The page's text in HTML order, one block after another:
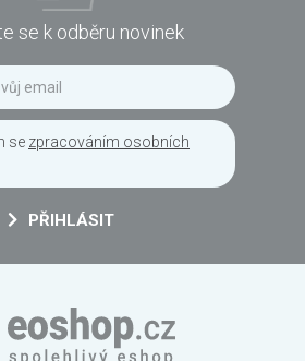
se k odběru novinek
se zpracováním osobních
PŘIHLÁSIT